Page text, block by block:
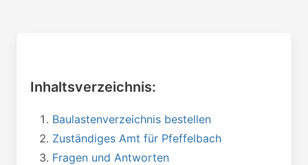
Inhaltsverzeichnis:
Baulastenverzeichnis bestellen
Zuständiges Amt für Pfeffelbach
Fragen und Antworten